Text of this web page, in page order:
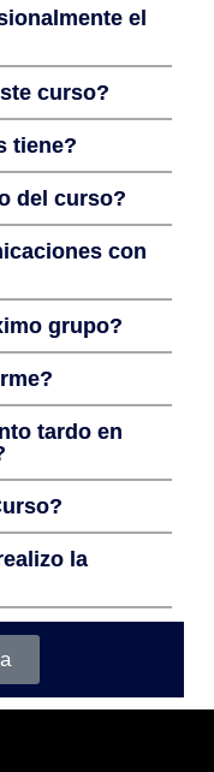
el
curso?
tiene?
del curso?
con
grupo?
tardo en
la